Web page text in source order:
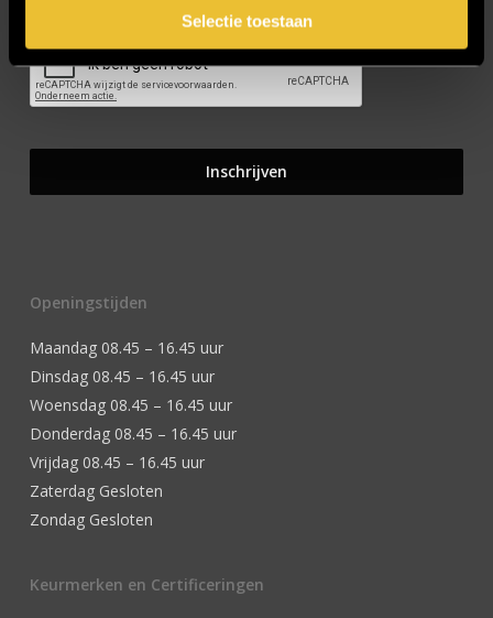
Selectie toestaan
Openingstijden
Maandag 08.45 – 16.45 uur
Dinsdag 08.45 – 16.45 uur
Woensdag 08.45 – 16.45 uur
Donderdag 08.45 – 16.45 uur
Vrijdag 08.45 – 16.45 uur
Zaterdag Gesloten
Zondag Gesloten
Keurmerken en Certificeringen